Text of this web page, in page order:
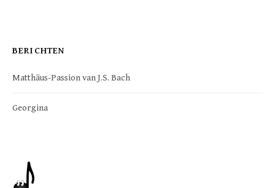
BERICHTEN
Matthäus-Passion van J.S. Bach
Georgina